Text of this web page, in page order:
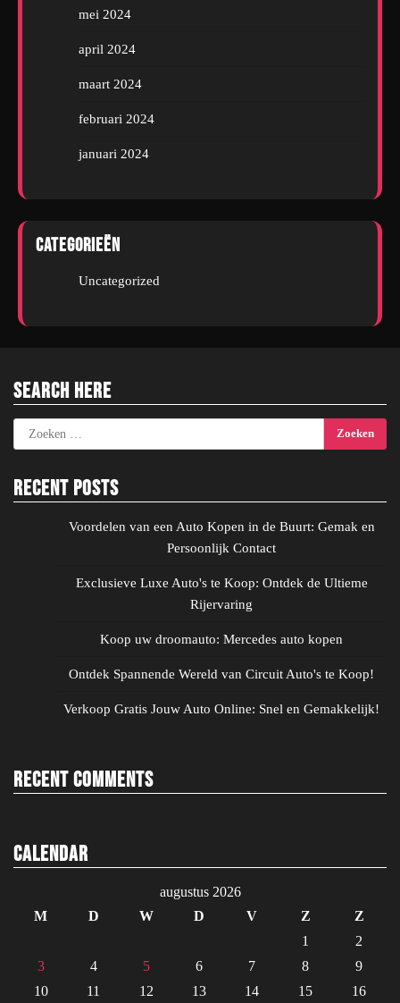
mei 2024
april 2024
maart 2024
februari 2024
januari 2024
Categorieën
Uncategorized
Search Here
Zoeken
naar:
Recent Posts
Voordelen van een Auto Kopen in de Buurt: Gemak en
Persoonlijk Contact
Exclusieve Luxe Auto's te Koop: Ontdek de Ultieme
Rijervaring
Koop uw droomauto: Mercedes auto kopen
Ontdek Spannende Wereld van Circuit Auto's te Koop!
Verkoop Gratis Jouw Auto Online: Snel en Gemakkelijk!
Recent Comments
Calendar
augustus 2026
M
D W D V Z
Z
1
2
3
4 5 6 7 8
9
10
11 12 13 14 15 16